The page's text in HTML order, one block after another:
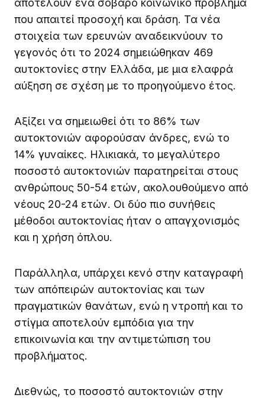
αποτελούν ένα σοβαρό κοινωνικό πρόβλημα
που απαιτεί προσοχή και δράση. Τα νέα
στοιχεία των ερευνών αναδεικνύουν το
γεγονός ότι το 2024 σημειώθηκαν 469
αυτοκτονίες στην Ελλάδα, με μια ελαφρά
αύξηση σε σχέση με το προηγούμενο έτος.
Αξίζει να σημειωθεί ότι το 86% των
αυτοκτονιών αφορούσαν άνδρες, ενώ το
14% γυναίκες. Ηλικιακά, το μεγαλύτερο
ποσοστό αυτοκτονιών παρατηρείται στους
ανθρώπους 50-54 ετών, ακολουθούμενο από
νέους 20-24 ετών. Οι δύο πιο συνήθεις
μέθοδοι αυτοκτονίας ήταν ο απαγχονισμός
και η χρήση όπλου.
Παράλληλα, υπάρχει κενό στην καταγραφή
των απόπειρών αυτοκτονίας και των
πραγματικών θανάτων, ενώ η ντροπή και το
στίγμα αποτελούν εμπόδια για την
επικοινωνία και την αντιμετώπιση του
προβλήματος.
Διεθνώς, το ποσοστό αυτοκτονιών στην